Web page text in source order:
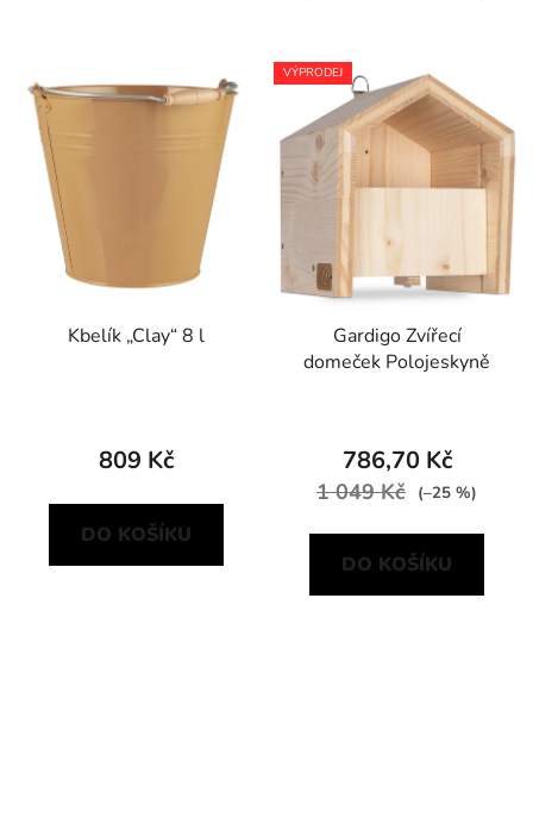
Kbelík „Clay“ 8 l
809 Kč
DO KOŠÍKU
VÝPRODEJ
Gardigo Zvířecí
domeček Polojeskyně
786,70 Kč
1 049 Kč (–25 %)
DO KOŠÍKU